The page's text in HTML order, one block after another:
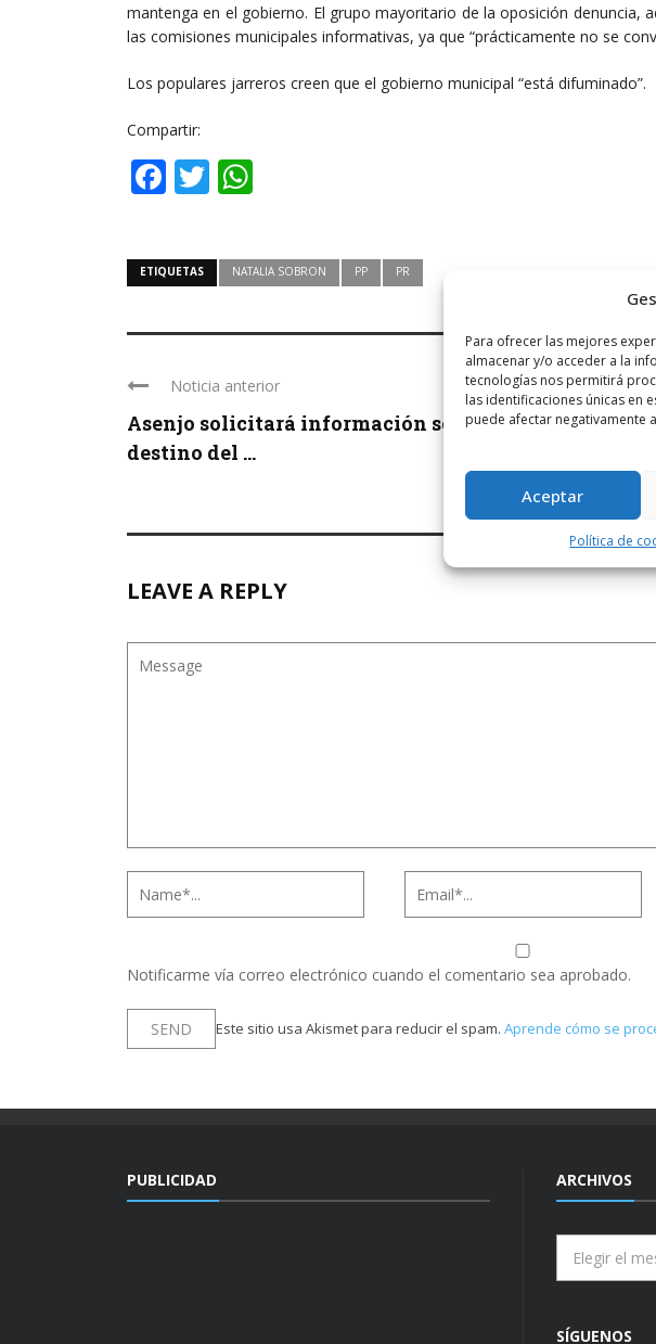
Para ofrecer las mejores
almacenar y/o acceder a la
tecnologías nos permitirá
las identificaciones únicas en
puede afectar negativamente
Aceptar
Política de
mantenga en el gobierno. El grupo mayoritario de la oposición denuncia,
las comisiones municipales informativas, ya que “prácticamente no se
Los populares jarreros creen que el gobierno municipal “está difuminado”.
Compartir:
Facebook
Twitter
ETIQUETAS NATALIA SOBRON PP PR
Noticia anterior
Asenjo solicitará información sobre el
destino del ...
Patricia
LEAVE A REPLY
Notificarme vía correo electrónico cuando el comentario sea aprobado.
Este sitio usa Akismet para reducir el spam. Aprende cómo se
PUBLICIDAD ARCHIVOS
SÍGUENOS